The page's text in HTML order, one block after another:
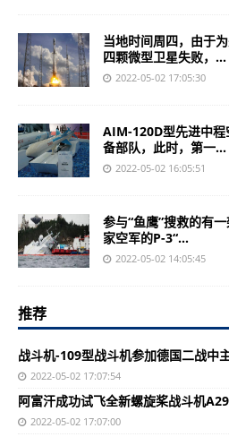
当地时间周四，由于
四颗微型卫星失败，...
2022-05-02 17:05:30
AIM-120D型先进中
备部队，此时，第一...
2022-05-02 16:05:51
参与“鱼鹰”搜救的有
家空军的P-3“...
2022-05-02 14:05:45
推荐
战斗机-109型战斗机参加德国二战中
2022-05-02 17:07:54
阿富汗成功试飞全新螺旋桨战斗机A29
2022-05-02 17:07:00